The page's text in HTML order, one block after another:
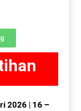
2026 | 16 –